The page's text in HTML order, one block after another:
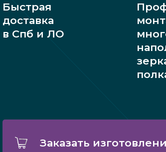
Быстрая
доставка
в Спб и ЛО
Заказать